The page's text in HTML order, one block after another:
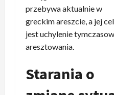
przebywa aktualnie w
greckim areszcie, a jej
jest uchylenie
aresztowania.
Starania o